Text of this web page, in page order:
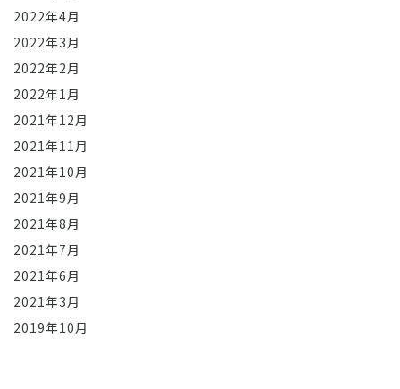
2022年4月
2022年3月
2022年2月
2022年1月
2021年12月
2021年11月
2021年10月
2021年9月
2021年8月
2021年7月
2021年6月
2021年3月
2019年10月